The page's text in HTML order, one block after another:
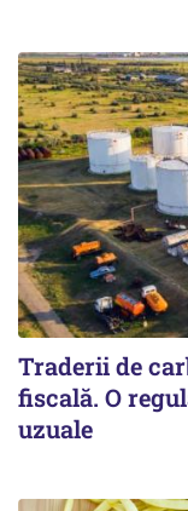
Traderii de
fiscală. O
uzuale